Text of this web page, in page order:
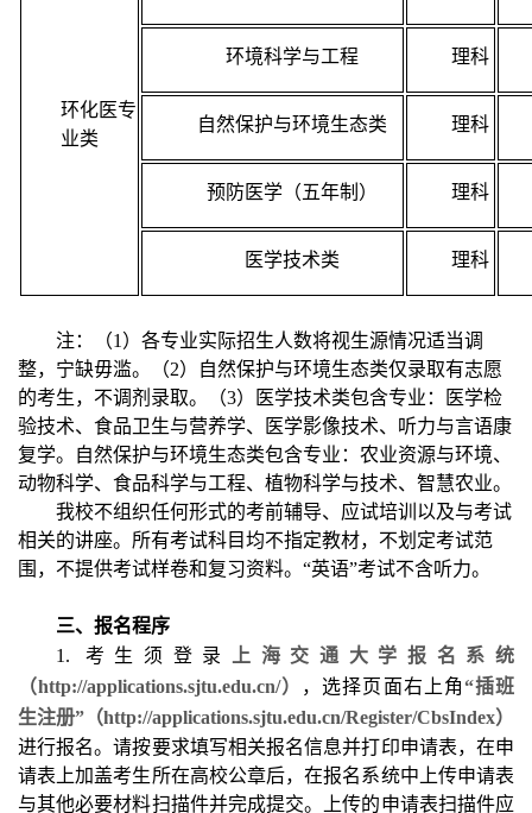
环化医专
业类
环境科学与工程 理科
自然保护与环境生态类 理科
预防医学（五年制） 理科
医学技术类 理科
注：（1）各专业实际招生人数将视生源情况适当调
整，宁缺毋滥。（2）自然保护与环境生态类仅录取有志愿
的考生，不调剂录取。（3）医学技术类包含专业：医学检
验技术、食品卫生与营养学、医学影像技术、听力与言语康
复学。自然保护与环境生态类包含专业：农业资源与环境、
动物科学、食品科学与工程、植物科学与技术、智慧农业。
我校不组织任何形式的考前辅导、应试培训以及与考试
相关的讲座。所有考试科目均不指定教材，不划定考试范
围，不提供考试样卷和复习资料。“英语”考试不含听力。
三、报名程序
1. 考生须登录
上海交通大学报名系统
（http://applications.sjtu.edu.cn/） ，选择页面右上角“插班
生注册”（http://applications.sjtu.edu.cn/Register/CbsIndex）
进行报名。请按要求填写相关报名信息并打印申请表，在申
请表上加盖考生所在高校公章后，在报名系统中上传申请表
与其他必要材料扫描件并完成提交。上传的申请表扫描件应